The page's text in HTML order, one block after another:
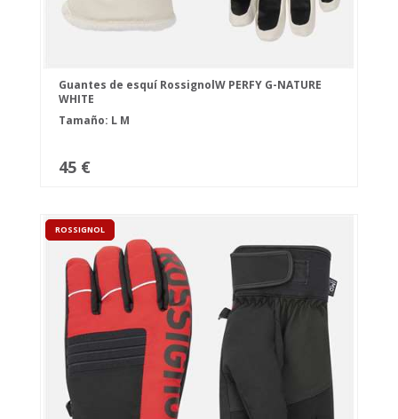
Guantes de esquí RossignolW PERFY G-NATURE
WHITE
Tamaño: L M
45 €
ROSSIGNOL